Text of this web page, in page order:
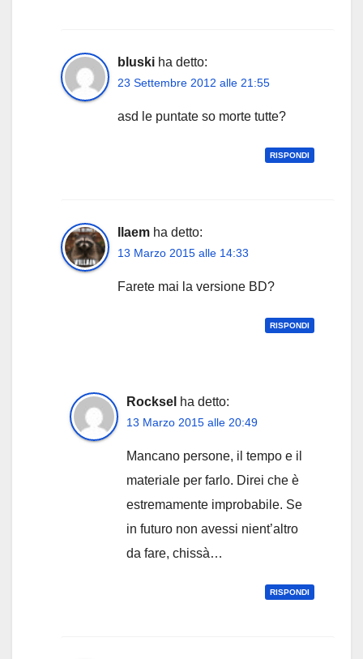
bluski ha detto:
23 Settembre 2012 alle 21:55
asd le puntate so morte tutte?
RISPONDI
Ilaem ha detto:
13 Marzo 2015 alle 14:33
Farete mai la versione BD?
RISPONDI
Rocksel ha detto:
13 Marzo 2015 alle 20:49
Mancano persone, il tempo e il
materiale per farlo. Direi che è
estremamente improbabile. Se
in futuro non avessi nient’altro
da fare, chissà…
RISPONDI